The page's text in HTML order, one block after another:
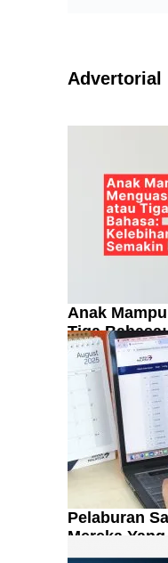
Advertorial
Anak
Tiga
Semakin
Pelaburan
Mereka Yang